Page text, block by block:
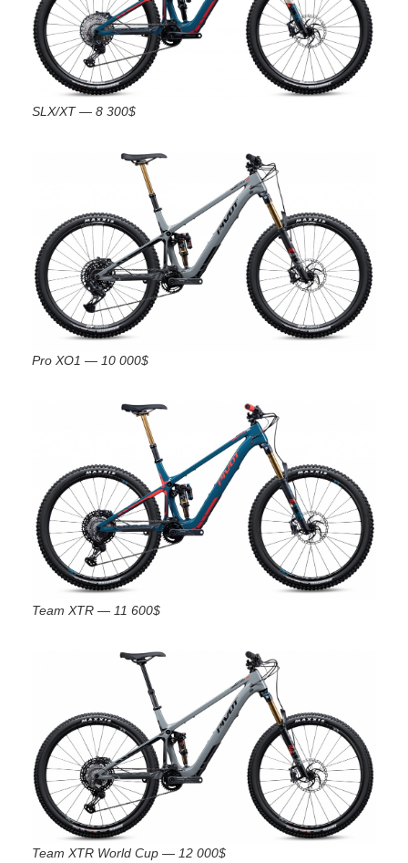
SLX/XT — 8 300$
Pro XO1 — 10 000$
Team XTR — 11 600$
Team XTR World Cup — 12 000$